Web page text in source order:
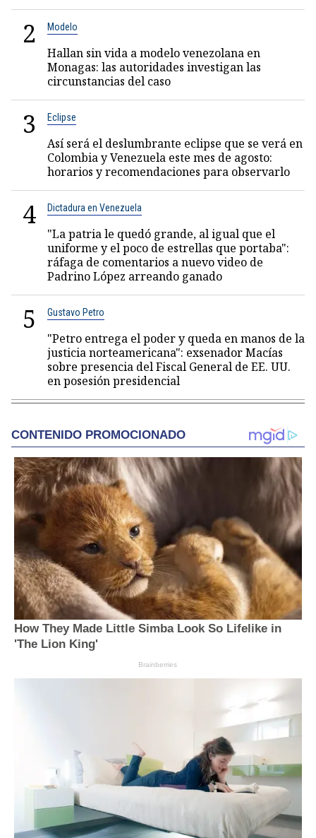
2 Modelo
Hallan sin vida a modelo venezolana en
Monagas: las autoridades investigan las
circunstancias del caso
3 Eclipse
Así será el deslumbrante eclipse que se verá en
Colombia y Venezuela este mes de agosto:
horarios y recomendaciones para observarlo
4 Dictadura en Venezuela
"La patria le quedó grande, al igual que el
uniforme y el poco de estrellas que portaba":
ráfaga de comentarios a nuevo video de
Padrino López arreando ganado
5 Gustavo Petro
"Petro entrega el poder y queda en manos de la
justicia norteamericana": exsenador Macías
sobre presencia del Fiscal General de EE. UU.
en posesión presidencial